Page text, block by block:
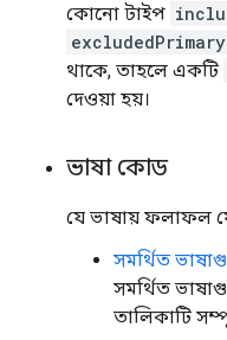
কোনো টাইপ
থাকে, তাহলে একটি
দেওয়া হয়।
ভাষা কোড
যে ভাষায় ফলাফল
সমর্থিত
সমর্থিত
তালিকাটি